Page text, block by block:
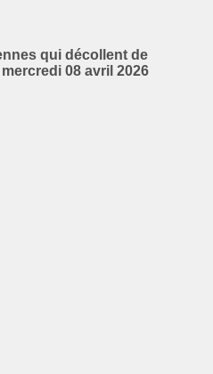
qui décollent de
08 avril 2026